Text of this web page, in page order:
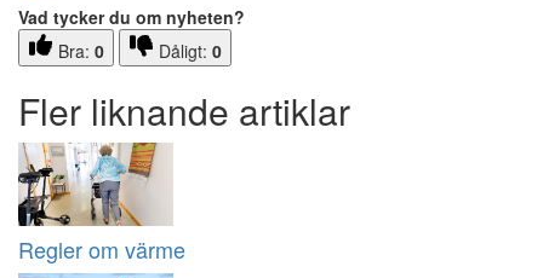
Vad tycker du om nyheten?
Bra: 0 Dåligt: 0
Fler liknande artiklar
Regler om värme